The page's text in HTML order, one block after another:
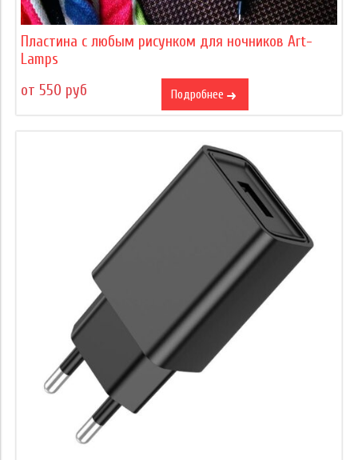
Пластина с любым рисунком для ночников Art-
Lamps
от 550 руб
Подробнее